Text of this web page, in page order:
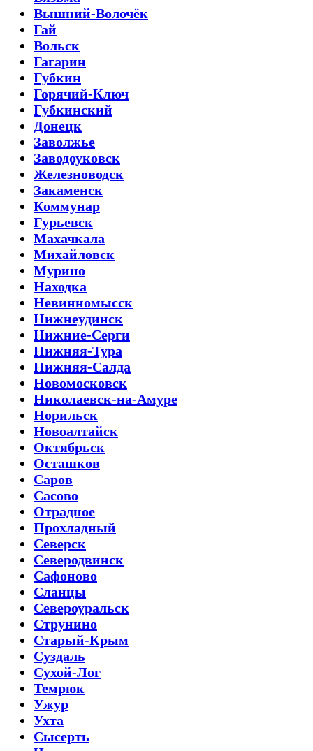
Вышний-Волочёк
Гай
Вольск
Гагарин
Губкин
Горячий-Ключ
Губкинский
Донецк
Заволжье
Заводоуковск
Железноводск
Закаменск
Коммунар
Гурьевск
Махачкала
Михайловск
Мурино
Находка
Невинномысск
Нижнеудинск
Нижние-Серги
Нижняя-Тура
Нижняя-Салда
Новомосковск
Николаевск-на-Амуре
Норильск
Новоалтайск
Октябрьск
Осташков
Саров
Сасово
Отрадное
Прохладный
Северск
Северодвинск
Сафоново
Сланцы
Североуральск
Струнино
Старый-Крым
Суздаль
Сухой-Лог
Темрюк
Ужур
Ухта
Сысерть